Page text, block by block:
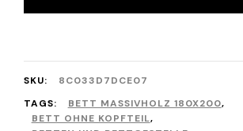
SKU:
8C033D7DCE07
TAGS:
BETT MASSIVHOLZ 180X200,
BETT OHNE KOPFTEIL,